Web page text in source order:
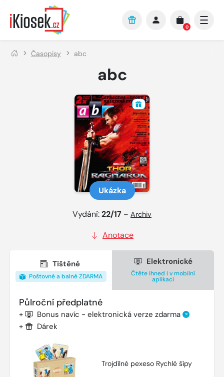
Přejít na hlavní obsah
0
Časopisy abc
abc
Ukázka
Vydání:22/17 – Archiv
Anotace
Tištěné
Poštovné a balné ZDARMA
Elektronické
Čtěte ihned i v mobilní
aplikaci
Půlroční předplatné
+ Bonus navíc - elektronická verze zdarma ?
+ Dárek
Trojdílné pexeso Rychlé šípy